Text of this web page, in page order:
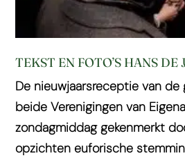
TEKST EN FOTO’S HANS DE
De nieuwjaarsreceptie van
beide Verenigingen van
zondagmiddag gekenmerkt
opzichten euforische